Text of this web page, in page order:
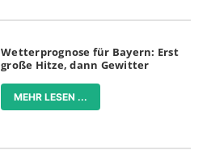
Wetterprognose für Bayern: Erst
große Hitze, dann Gewitter
MEHR LESEN ...